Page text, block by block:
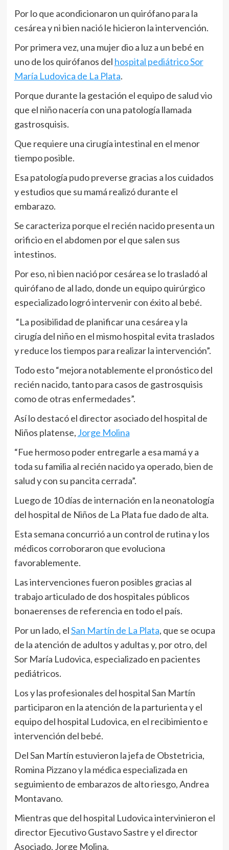
Por lo que acondicionaron un quirófano para la
cesárea y ni bien nació le hicieron la intervención.
Por primera vez, una mujer dio a luz a un bebé en
uno de los quirófanos del hospital pediátrico Sor
María Ludovica de La Plata.
Porque durante la gestación el equipo de salud vio
que el niño nacería con una patología llamada
gastrosquisis.
Que requiere una cirugía intestinal en el menor
tiempo posible.
Esa patología pudo preverse gracias a los cuidados
y estudios que su mamá realizó durante el
embarazo.
Se caracteriza porque el recién nacido presenta un
orificio en el abdomen por el que salen sus
intestinos.
Por eso, ni bien nació por cesárea se lo trasladó al
quirófano de al lado, donde un equipo quirúrgico
especializado logró intervenir con éxito al bebé.
“La posibilidad de planificar una cesárea y la
cirugía del niño en el mismo hospital evita traslados
y reduce los tiempos para realizar la intervención”.
Todo esto “mejora notablemente el pronóstico del
recién nacido, tanto para casos de gastrosquisis
como de otras enfermedades”.
Así lo destacó el director asociado del hospital de
Niños platense, Jorge Molina
“Fue hermoso poder entregarle a esa mamá y a
toda su familia al recién nacido ya operado, bien de
salud y con su pancita cerrada”.
Luego de 10 días de internación en la neonatología
del hospital de Niños de La Plata fue dado de alta.
Esta semana concurrió a un control de rutina y los
médicos corroboraron que evoluciona
favorablemente.
Las intervenciones fueron posibles gracias al
trabajo articulado de dos hospitales públicos
bonaerenses de referencia en todo el país.
Por un lado, elSan Martín de La Plata, que se ocupa
de la atención de adultos y adultas y, por otro, del
Sor María Ludovica, especializado en pacientes
pediátricos.
Los y las profesionales del hospital San Martín
participaron en la atención de la parturienta y el
equipo del hospital Ludovica, en el recibimiento e
intervención del bebé.
Del San Martín estuvieron la jefa de Obstetricia,
Romina Pizzano y la médica especializada en
seguimiento de embarazos de alto riesgo, Andrea
Montavano.
Mientras que del hospital Ludovica intervinieron el
director Ejecutivo Gustavo Sastre y el director
Asociado, Jorge Molina.